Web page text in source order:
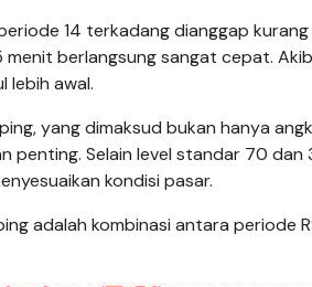
14 terkadang dianggap
berlangsung sangat cepat.
lebih awal.
yang dimaksud bukan hanya
penting. Selain level standar 70
kondisi pasar.
adalah kombinasi antara periode